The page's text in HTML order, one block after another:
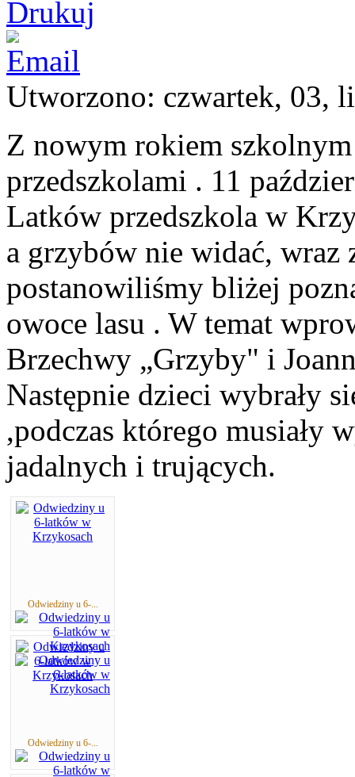
Utworzono: czwartek, 03,
Z nowym rokiem
przedszkolami . 11
Latków przedszkola w
a grzybów nie widać, wraz
postanowiliśmy bliżej
owoce lasu . W temat
Brzechwy „Grzyby" i
Następnie dzieci wybrały
,podczas którego musiały
jadalnych i trujących.
Odwiedziny u 6-...
Odwiedziny u 6-...